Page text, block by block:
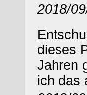
2018/
dieses
Jahren
ich das